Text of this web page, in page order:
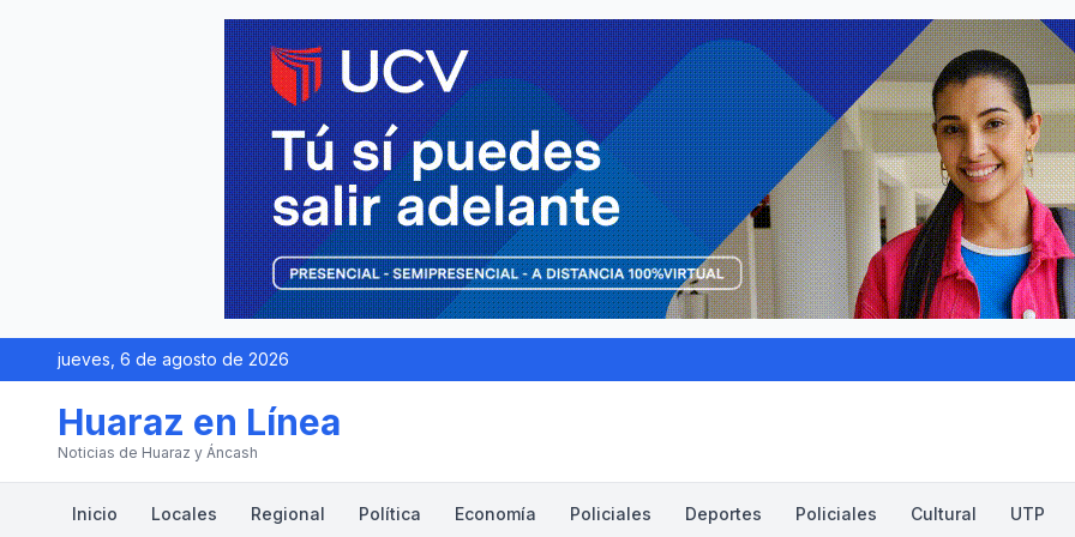
jueves, 6 de agosto de 2026
Huaraz en Línea
Noticias de Huaraz y Áncash
Inicio Locales Regional Política Economía Policiales Deportes Policiales Cultural UTP